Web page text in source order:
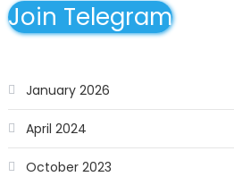
Join Telegram
January 2026
April 2024
October 2023